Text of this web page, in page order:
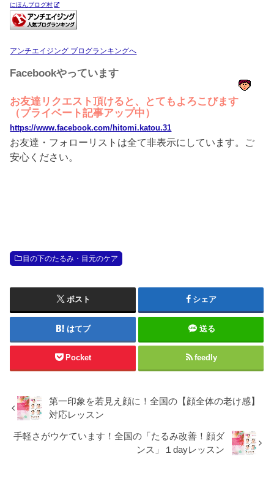
にほんブログ村
アンチエイジング ブログランキングへ
Facebookやっています
お友達リクエスト頂けると、とてもよろこびます
（プライベート記事アップ中）
https://www.facebook.com/hitomi.katou.31
お友達・フォローリストは全て非表示にしています。ご
安心ください。
目の下のたるみ・目元のケア
ポスト シェア
はてブ 送る
Pocket feedly
第一印象を若見え顔に！全国の【顔全体の老け感】
対応レッスン
手軽さがウケています！全国の「たるみ改善！顔ダ
ンス」１dayレッスン